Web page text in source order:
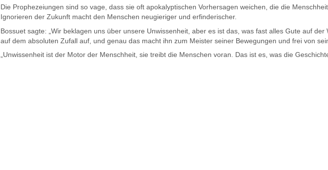
Die Prophezeiungen sind so vage, dass sie oft apokalyptischen Vorhersagen weichen, die die
Ignorieren der Zukunft macht den Menschen neugieriger und erfinderischer.
Bossuet sagte: „Wir beklagen uns über unsere Unwissenheit, aber es ist das, was fast alles Gute auf
auf dem absoluten Zufall auf, und genau das macht ihn zum Meister seiner Bewegungen und frei von
„Unwissenheit ist der Motor der Menschheit, sie treibt die Menschen voran. Das ist es, was die